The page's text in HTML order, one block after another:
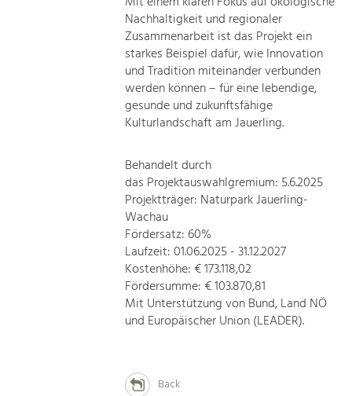
Nachhaltigkeit und regionaler
Zusammenarbeit ist das Projekt ein
starkes Beispiel dafür, wie Innovation
und Tradition miteinander verbunden
werden können – für eine lebendige,
gesunde und zukunftsfähige
Kulturlandschaft am Jauerling.
Behandelt durch
das Projektauswahlgremium: 5.6.2025
Projektträger: Naturpark Jauerling-
Wachau
Fördersatz: 60%
Laufzeit: 01.06.2025 - 31.12.2027
Kostenhöhe: € 173.118,02
Fördersumme: € 103.870,81
Mit Unterstützung von Bund, Land NÖ
und Europäischer Union (LEADER).
Back